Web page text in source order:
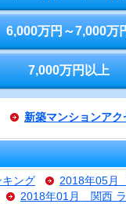
6,000万円～7,000万
7,000万円以上
新築マンションア
ング 2018年05月
2018年01月 関西